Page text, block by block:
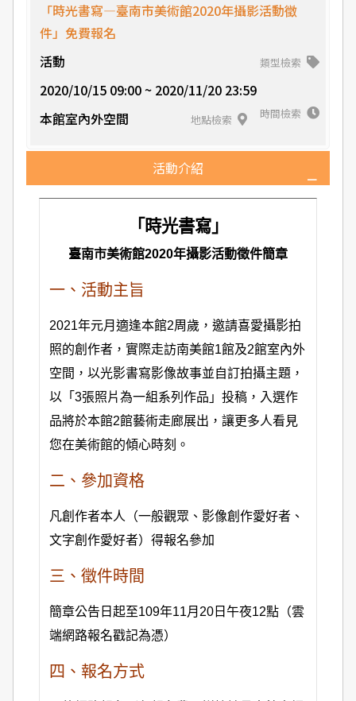
「時光書寫—臺南市美術館2020年攝影活動徵
件」免費報名
活動
類型檢索
2020/10/15 09:00 ~ 2020/11/20 23:59
時間檢索
本館室內外空間 地點檢索
活動介紹
「時光書寫」
臺南市美術館2020年攝影活動徵件簡章
一、活動主旨
2021年元月適逢本館2周歲，邀請喜愛攝影拍
照的創作者，實際走訪南美館1館及2館室內外
空間，以光影書寫影像故事並自訂拍攝主題，
以「3張照片為一組系列作品」投稿，入選作
品將於本館2館藝術走廊展出，讓更多人看見
您在美術館的傾心時刻。
二、參加資格
凡創作者本人（一般觀眾、影像創作愛好者、
文字創作愛好者）得報名參加
三、徵件時間
簡章公告日起至109年11月20日午夜12點（雲
端網路報名戳記為憑）
四、報名方式